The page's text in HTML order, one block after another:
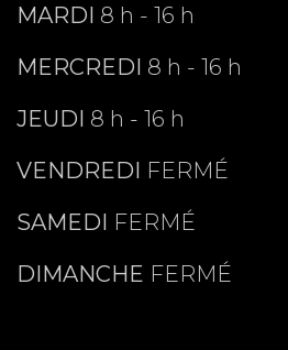
MARDI 8 h - 16 h
MERCREDI 8 h - 16 h
JEUDI 8 h - 16 h
VENDREDI FERMÉ
SAMEDI FERMÉ
DIMANCHE FERMÉ